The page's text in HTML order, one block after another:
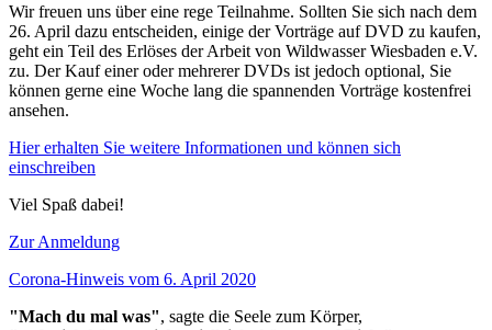
Wir freuen uns über eine rege Teilnahme. Sollten Sie sich nach dem
26. April dazu entscheiden, einige der Vorträge auf DVD zu kaufen,
geht ein Teil des Erlöses der Arbeit von Wildwasser Wiesbaden e.V.
zu. Der Kauf einer oder mehrerer DVDs ist jedoch optional, Sie
können gerne eine Woche lang die spannenden Vorträge kostenfrei
ansehen.
Hier erhalten Sie weitere Informationen und können sich
einschreiben
Viel Spaß dabei!
Zur Anmeldung
Corona-Hinweis vom 6. April 2020
"Mach du mal was", sagte die Seele zum Körper,